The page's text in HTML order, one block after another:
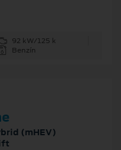
92 kW/125 k
Benzín
(mHEV)